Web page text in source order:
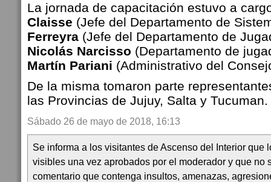
La jornada de capacitación estuvo a
Claisse (Jefe del Departamento de
Ferreyra (Jefe del Departamento de
Nicolás Narcisso (Departamento de
Martín Pariani (Administrativo del
De la misma tomaron parte
las Provincias de Jujuy, Salta y Tucuman.
Sábado 26 de mayo de 2018, 16:13
Se informa a los visitantes de Ascenso del Interior que
visibles una vez aprobados por el moderador y que no
comentario que contenga insultos, amenazas,